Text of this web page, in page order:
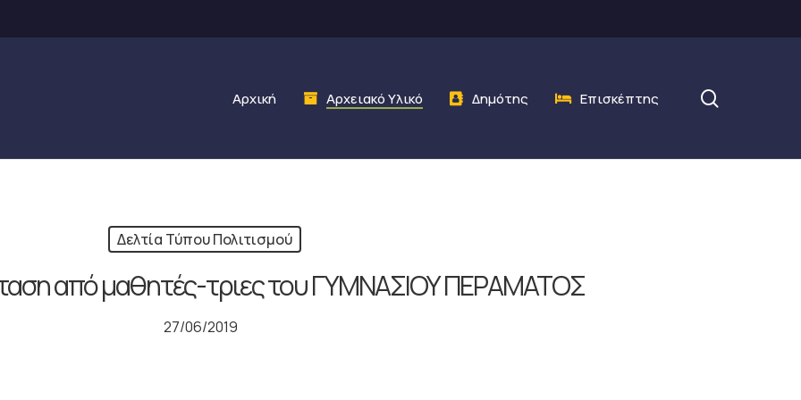
Αρχική Αρχειακό Υλικό Δημότης Επισκέπτης
Δελτία Τύπου Πολιτισμού
από μαθητές-τριες του ΓΥΜΝΑΣΙΟΥ ΠΕΡΑΜΑΤΟΣ
27/06/2019